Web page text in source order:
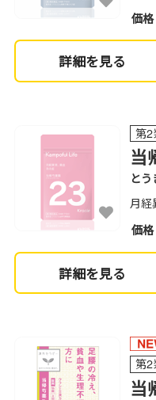
価格
詳細を見る
第
当
と
月経
価格
詳細を見る
第
当